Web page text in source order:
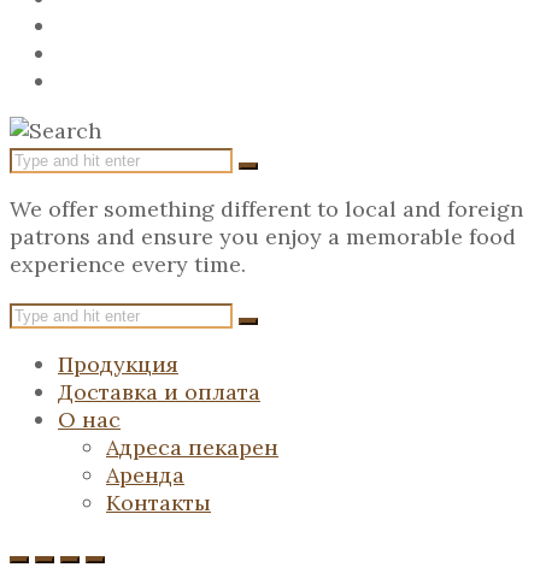
We offer something different to local and foreign
patrons and ensure you enjoy a memorable food
experience every time.
Продукция
Доставка и оплата
О нас
Адреса пекарен
Аренда
Контакты